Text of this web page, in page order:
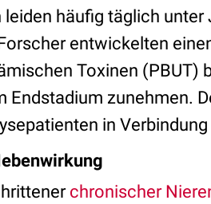
häufig täglich unter
entwickelten
Toxinen (PBUT)
Endstadium zunehmen.
in
chronischer